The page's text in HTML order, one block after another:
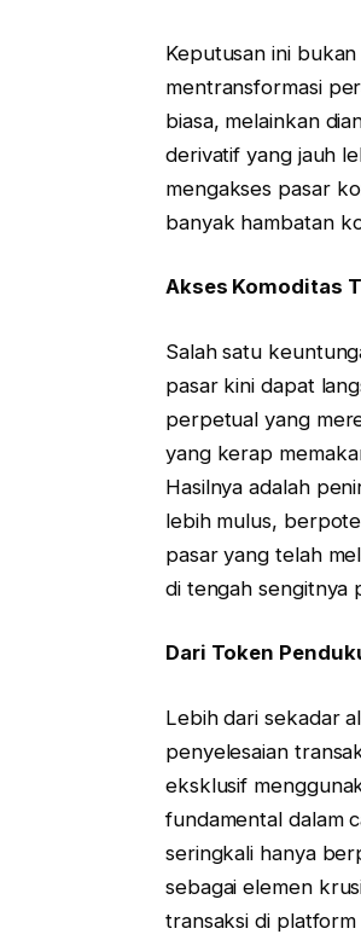
Keputusan ini
mentransformasi
biasa, melainkan
derivatif yang jauh
mengakses pasar
banyak hambatan
Akses Komoditas
Salah satu
pasar kini dapat
perpetual yang
yang kerap
Hasilnya adalah
lebih mulus,
pasar yang telah
di tengah sengitnya
Dari Token
Lebih dari sekadar
penyelesaian
eksklusif
fundamental dalam
seringkali hanya
sebagai elemen
transaksi di